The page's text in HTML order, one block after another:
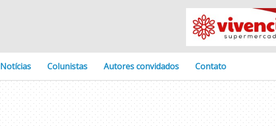
Notícias Colunistas Autores convidados Contato